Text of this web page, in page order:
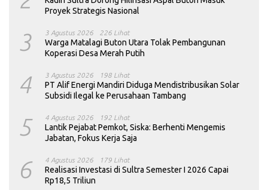
Proyek Strategis Nasional
3 3 Agustus 2026 226 Lihat
Warga Matalagi Buton Utara Tolak Pembangunan
Koperasi Desa Merah Putih
4 3 Agustus 2026 198 Lihat
PT Alif Energi Mandiri Diduga Mendistribusikan Solar
Subsidi Ilegal ke Perusahaan Tambang
5 4 Agustus 2026 192 Lihat
Lantik Pejabat Pemkot, Siska: Berhenti Mengemis
Jabatan, Fokus Kerja Saja
6 4 Agustus 2026 179 Lihat
Realisasi Investasi di Sultra Semester I 2026 Capai
Rp18,5 Triliun